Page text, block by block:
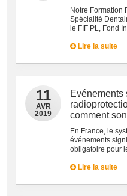
Notre Formation
Spécialité
le FIF PL, Fond
Lire la suite
11
AVR
2019
Evénements
comment
En France, le
événements
obligatoire pour
Lire la suite